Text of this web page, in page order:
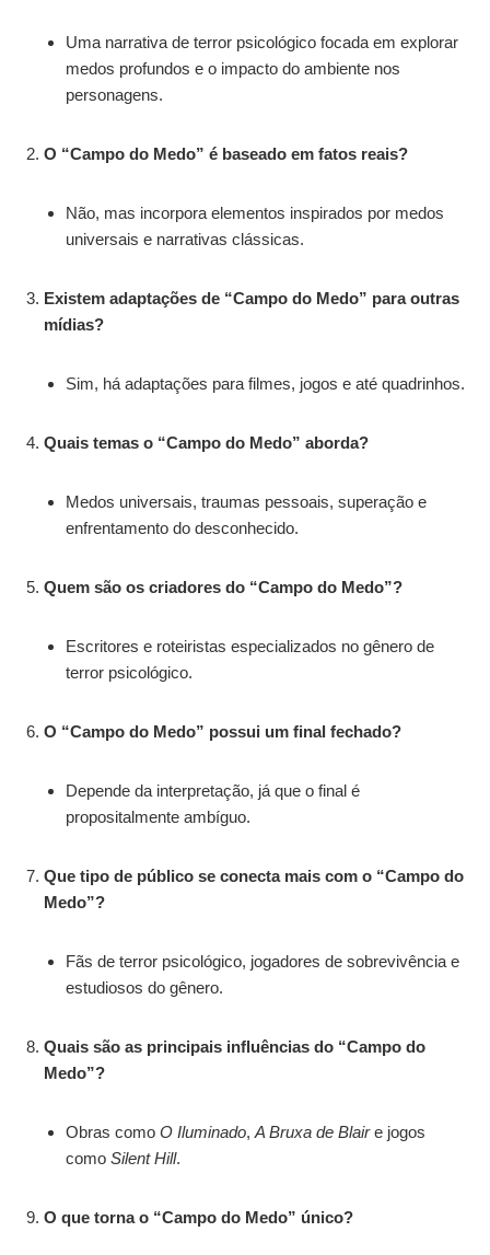
Uma narrativa de terror psicológico focada em explorar
medos profundos e o impacto do ambiente nos
personagens.
O “Campo do Medo” é baseado em fatos reais?
Não, mas incorpora elementos inspirados por medos
universais e narrativas clássicas.
Existem adaptações de “Campo do Medo” para outras
mídias?
Sim, há adaptações para filmes, jogos e até quadrinhos.
Quais temas o “Campo do Medo” aborda?
Medos universais, traumas pessoais, superação e
enfrentamento do desconhecido.
Quem são os criadores do “Campo do Medo”?
Escritores e roteiristas especializados no gênero de
terror psicológico.
O “Campo do Medo” possui um final fechado?
Depende da interpretação, já que o final é
propositalmente ambíguo.
Que tipo de público se conecta mais com o “Campo do
Medo”?
Fãs de terror psicológico, jogadores de sobrevivência e
estudiosos do gênero.
Quais são as principais influências do “Campo do
Medo”?
Obras como O Iluminado, A Bruxa de Blaire jogos
como Silent Hill.
O que torna o “Campo do Medo” único?